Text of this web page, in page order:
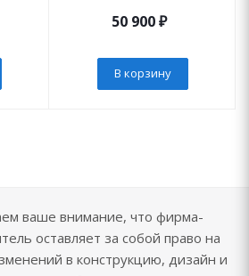
50 900₽
В корзину
ваше внимание, что фирма-
оставляет за собой право на
в конструкцию, дизайн и